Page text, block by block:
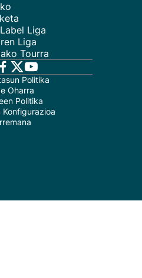
Liga
Liga
Tourra
Politika
Oharra
Politika
Konfigurazioa